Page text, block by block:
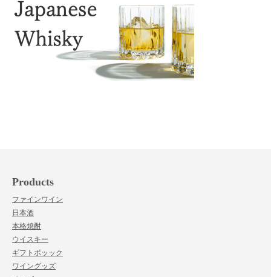
Products
ファインワイン
日本酒
本格焼酎
ウイスキー
ギフトボッック
ワイングッズ